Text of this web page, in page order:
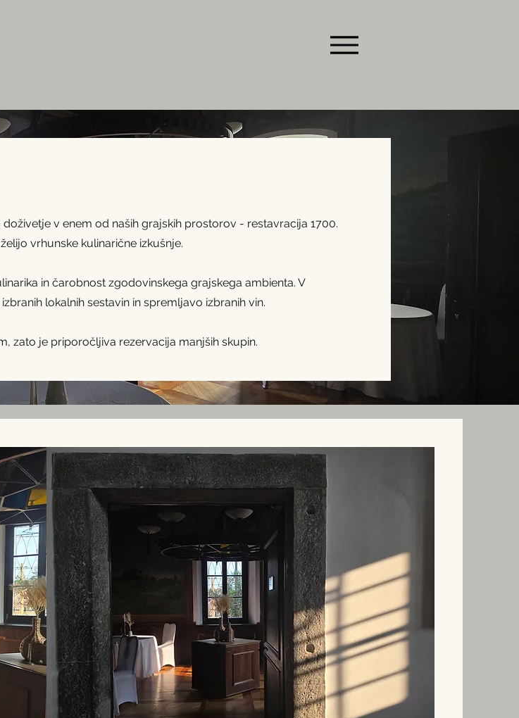
v enem od naših grajskih prostorov - restavracija 1700.
vrhunske kulinarične izkušnje.
in čarobnost zgodovinskega grajskega ambienta. V
lokalnih sestavin in spremljavo izbranih vin.
zato je priporočljiva rezervacija manjših skupin.